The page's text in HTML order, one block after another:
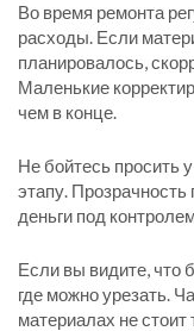
Во время ремонта
расходы. Если
планировалось,
Маленькие
чем в конце.
Не бойтесь просить
этапу. Прозрачность
деньги под
Если вы видите, что
где можно урезать.
материалах не стоит